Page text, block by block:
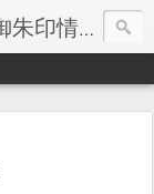
神社・お寺めぐりの楽しみ方～御朱印情報マップ～